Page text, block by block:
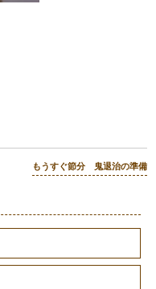
もうすぐ節分 鬼退治の準備